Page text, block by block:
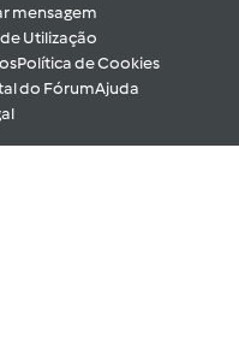
mensagem
Utilização
Política de Cookies
do FórumAjuda